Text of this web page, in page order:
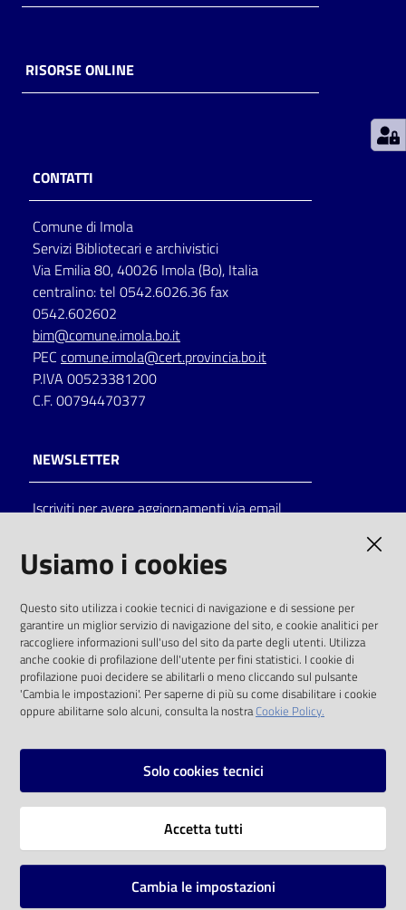
Decentrate
Seguici
su
on line
Eventi
Chiedi al
bibliotecario
Avvisi
RISORSE ONLINE
CONTATTI
Comune di Imola
Servizi Bibliotecari e archivistici
Via Emilia 80, 40026 Imola (Bo), Italia
centralino: tel 0542.6026.36 fax
0542.602602
bim@comune.imola.bo.it
PEC comune.imola@cert.provincia.bo.it
P.IVA 00523381200
C.F. 00794470377
NEWSLETTER
Iscriviti per avere aggiornamenti via email
solo alle condizioni previste dalla direttiva
comunitaria 2003/98/CE e dal d.lgs. 36/2006
SOCIAL
Instagram
Vai alla pagina
Usiamo i cookies
Questo sito utilizza i cookie tecnici di navigazione e di sessione per
garantire un miglior servizio di navigazione del sito, e cookie analitici per
raccogliere informazioni sull'uso del sito da parte degli utenti. Utilizza
anche cookie di profilazione dell'utente per fini statistici. I cookie di
profilazione puoi decidere se abilitarli o meno cliccando sul pulsante
'Cambia le impostazioni'. Per saperne di più su come disabilitare i cookie
oppure abilitarne solo alcuni, consulta la nostraCookie Policy.
Solo cookies tecnici
Accetta tutti
Cambia le impostazioni